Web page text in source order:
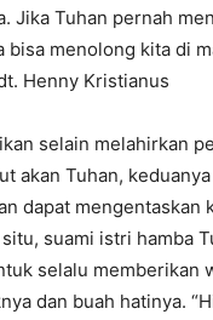
Jika Tuhan pernah
bisa menolong kita di
Henny Kristianus
selain melahirkan
akan Tuhan,
dapat mengentaskan
suami istri hamba
selalu memberikan
dan buah hatinya.